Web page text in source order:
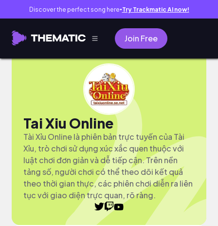
Discover the perfect song here● Try Trackmatic AI now!
Join Free
Tai Xiu Online
Tài Xỉu Online là phiên bản trực tuyến của Tài
Xỉu, trò chơi sử dụng xúc xắc quen thuộc với
luật chơi đơn giản và dễ tiếp cận. Trên nền
tảng số, người chơi có thể theo dõi kết quả
theo thời gian thực, các phiên chơi diễn ra liên
tục với giao diện trực quan, rõ ràng.